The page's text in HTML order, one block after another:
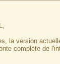
la version
complète de